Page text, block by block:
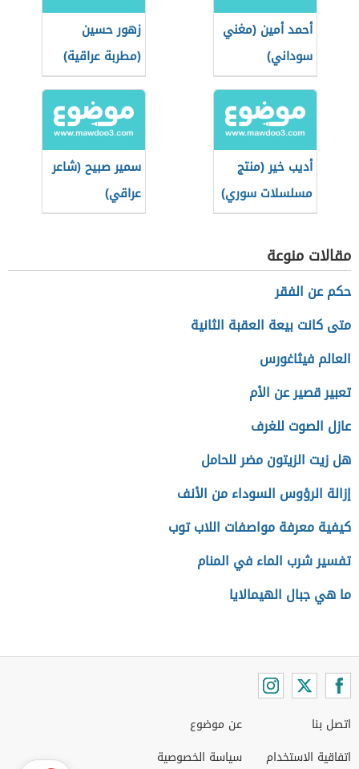
أحمد أمين (مغني
سوداني)
زهور حسين
(مطربة عراقية)
أديب خير (منتج
مسلسلات سوري)
سمير صبيح (شاعر
عراقي)
مقالات منوعة
حكم عن الفقر
متى كانت بيعة العقبة الثانية
العالم فيثاغورس
تعبير قصير عن الأم
عازل الصوت للغرف
هل زيت الزيتون مضر للحامل
إزالة الرؤوس السوداء من الأنف
كيفية معرفة مواصفات اللاب توب
تفسير شرب الماء في المنام
ما هي جبال الهيمالايا
اتصل بنا
اتفاقية الاستخدام
عن موضوع
سياسة الخصوصية